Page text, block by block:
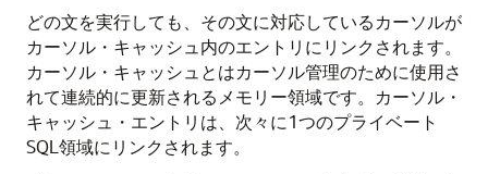
どの文を実行しても、その文に対応しているカーソルが
カーソル・キャッシュ内のエントリにリンクされます。
カーソル・キャッシュとはカーソル管理のために使用さ
れて連続的に更新されるメモリー領域です。カーソル・
キャッシュ・エントリは、次々に1つのプライベート
SQL領域にリンクされます。